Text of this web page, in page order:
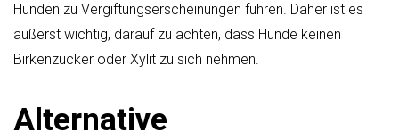
Hunden zu Vergiftungserscheinungen führen. Daher ist es
äußerst wichtig, darauf zu achten, dass Hunde keinen
Birkenzucker oder Xylit zu sich nehmen.
Alternative